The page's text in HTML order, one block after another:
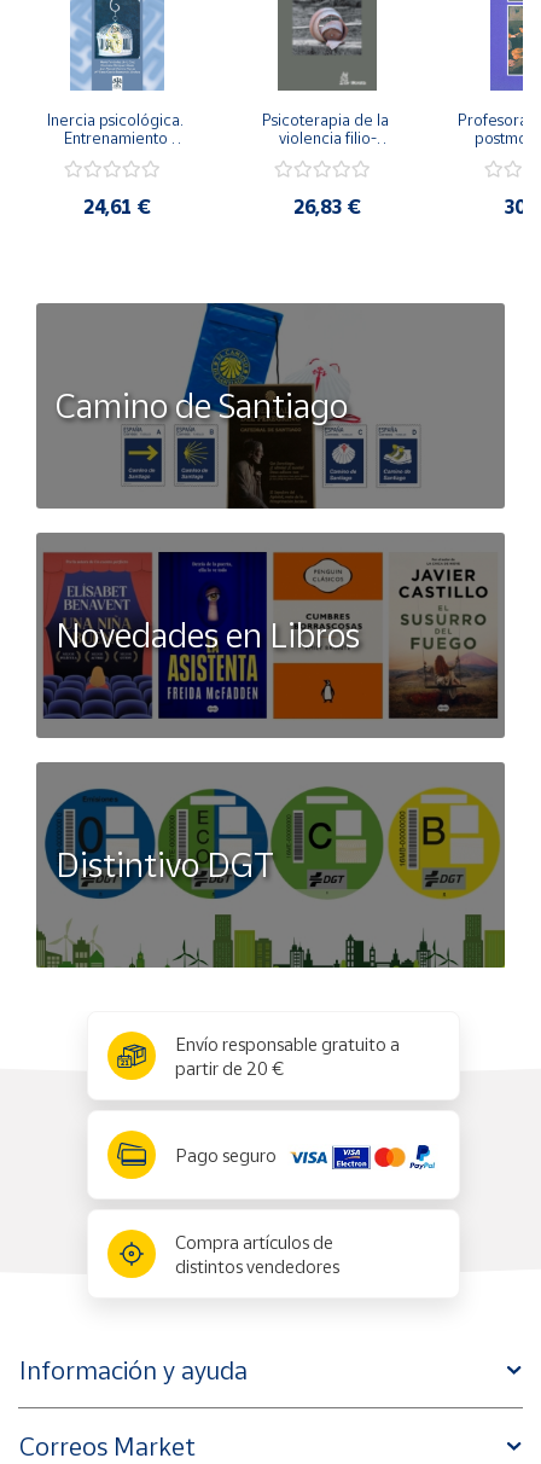
Inercia psicológica.
Entrenamiento
Igualdad de Género.
24,61 €
Psicoterapia de la
violencia filio-
secreto y la
26,83 €
Camino de Santiago
Novedades en Libros
Distintivo DGT
Envío responsable gratuito a
partir de 20 €
Pago seguro
Compra artículos de
distintos vendedores
Información y ayuda
Correos Market